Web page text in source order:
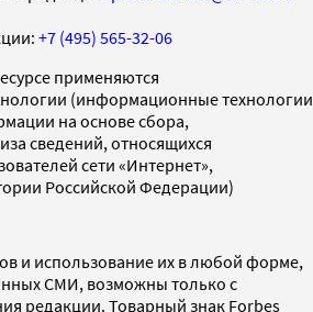
+7 (495) 565-32-06
применяются
(информационные технологии
на основе сбора,
сведений, относящихся
сети «Интернет»,
Российской Федерации)
и использование их в любой форме,
СМИ, возможны только с
редакции. Товарный знак Forbes